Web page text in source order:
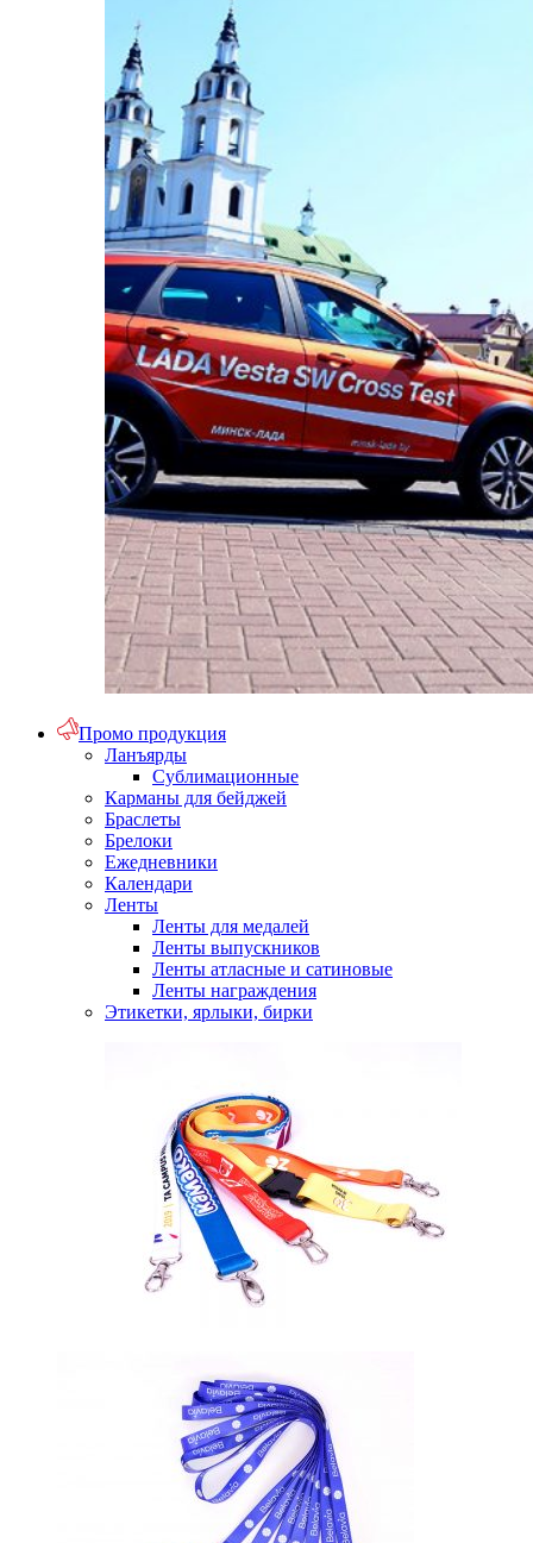
Промо продукция
Ланъярды
Сублимационные
Карманы для бейджей
Браслеты
Брелоки
Ежедневники
Календари
Ленты
Ленты для медалей
Ленты выпускников
Ленты атласные и сатиновые
Ленты награждения
Этикетки, ярлыки, бирки